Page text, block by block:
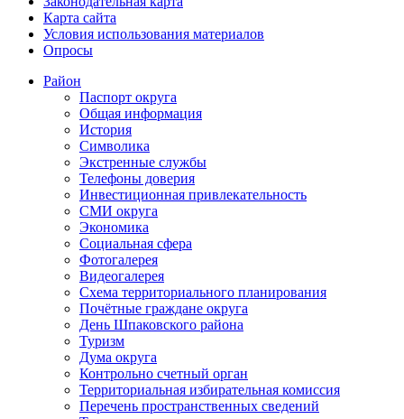
Карта сайта
Условия использования материалов
Опросы
Район
Паспорт округа
Общая информация
История
Символика
Экстренные службы
Телефоны доверия
Инвестиционная привлекательность
СМИ округа
Экономика
Социальная сфера
Фотогалерея
Видеогалерея
Схема территориального планирования
Почётные граждане округа
День Шпаковского района
Туризм
Дума округа
Контрольно счетный орган
Территориальная избирательная комиссия
Перечень пространственных сведений